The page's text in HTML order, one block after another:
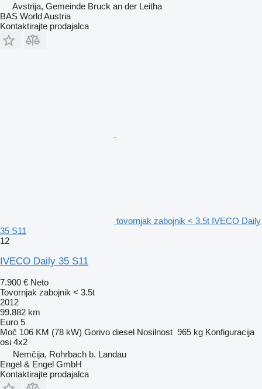
Avstrija, Gemeinde Bruck an der Leitha
BAS World Austria
Kontaktirajte prodajalca
tovornjak zabojnik < 3.5t IVECO Daily
35 S11
12
IVECO Daily 35 S11
7.900 € Neto
Tovornjak zabojnik < 3.5t
2012
99.882 km
Euro 5
Moč 106 KM (78 kW) Gorivo diesel Nosilnost 965 kg Konfiguracija
osi 4x2
Nemčija, Rohrbach b. Landau
Engel & Engel GmbH
Kontaktirajte prodajalca